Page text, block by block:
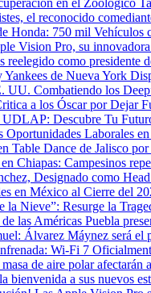
en el Zoológico
el reconocido
Honda: 750 mil Vehículos
Vision Pro, su
reelegido como presidente
de Nueva York
UU. Combatiendo los
a los Óscar por Dejar
UDLAP: Descubre Tu
Oportunidades Laborales
Table Dance de Jalisco
Chiapas: Campesinos
Designado como
en México al Cierre del
la Nieve”: Resurge la
las Américas Puebla
Álvarez Máynez será el
Wi-Fi 7
de aire polar afectarán
bienvenida a sus nuevos